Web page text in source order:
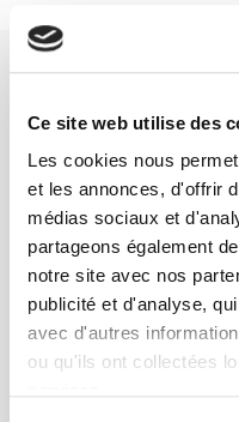
Ce site web utilise des
Les cookies nous
et les annonces, d'offrir
médias sociaux et
partageons également
notre site avec nos
publicité et d'analyse,
avec d'autres
ou qu'ils ont collectées
SCIENCES PO UNIVERSITY
original research, to edit
help public and political
CONTACTS
FOREIGN RIGHTS